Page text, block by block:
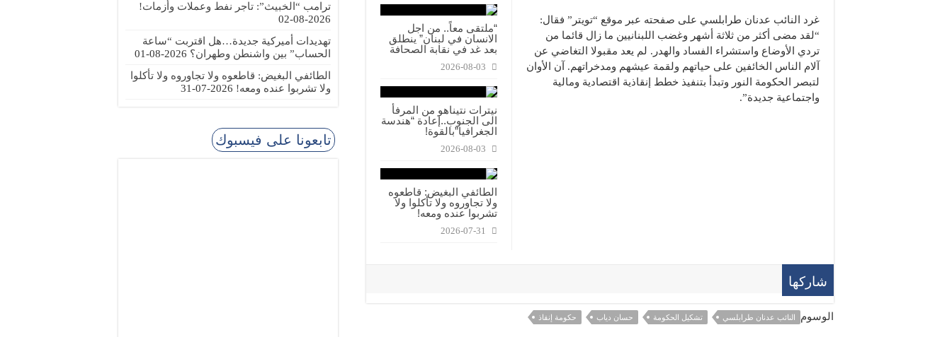
“ملتقى معاً.. من اجل
الانسان في لبنان” ينطلق
بعد غد في نقابة الصحافة
2026-08-03
نيترات نتيناهو من المرفأ
الى الجنوب..إعادة “هندسة
الجغرافيا”بالقوة!
2026-08-03
الطائفي البغيض: قاطعوه
ولا تجاوروه ولا تأكلوا ولا
تشربوا عنده ومعه!
2026-07-31
غرد النائب عدنان طرابلسي على صفحته عبر موقع “تويتر” فقال:
“لقد مضى أكثر من ثلاثة أشهر وغضب اللبنانيين ما زال قائما من
تردي الأوضاع واستشراء الفساد والهدر. لم يعد مقبولا التغاضي عن
آلام الناس الخائفين على حياتهم ولقمة عيشهم ومدخراتهم. آن الأوان
لتبصر الحكومة النور وتبدأ بتنفيذ خطط إنقاذية اقتصادية ومالية
واجتماعية جديدة”.
شاركها
الوسوم النائب عدنان طرابلسي تشكيل الحكومة حسان دياب حكومة إنقاذ
ترامب “الخبيث”: تاجر نفط وعملات وأزمات!
2026-08-02
تهديدات أميركية جديدة…هل اقتربت “ساعة
الحساب” بين واشنطن وطهران؟ 2026-08-01
الطائفي البغيض: قاطعوه ولا تجاوروه ولا تأكلوا
ولا تشربوا عنده ومعه! 2026-07-31
تابعونا على فيسبوك